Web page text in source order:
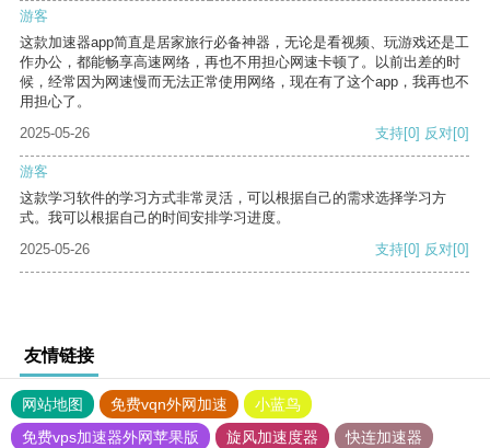
游客
这款加速器app简直是居家旅行必备神器，无论是看视频、玩游戏还是工
作办公，都能畅享高速网络，再也不用担心网速卡顿了。以前出差的时
候，经常因为网速慢而无法正常使用网络，现在有了这个app，我再也不
用担心了。
2025-05-26
支持[0] 反对[0]
游客
这款学习软件的学习方式非常灵活，可以根据自己的需求选择学习方
式。我可以根据自己的时间安排学习进度。
2025-05-26
支持[0] 反对[0]
友情链接
网站地图 免费vqn外网加速
小蓝鸟
免费vps加速器外网苹果版
旋风加速度器
快连加速器